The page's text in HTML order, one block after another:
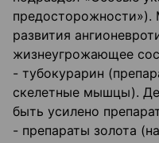
предосторожности»).
развития
жизнеугрожающее
- тубокурарин
скелетные мышцы).
быть усилено
- препараты золота